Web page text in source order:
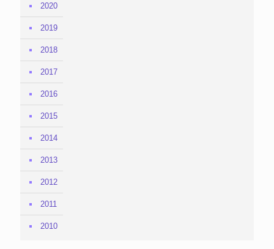
2020
2019
2018
2017
2016
2015
2014
2013
2012
2011
2010